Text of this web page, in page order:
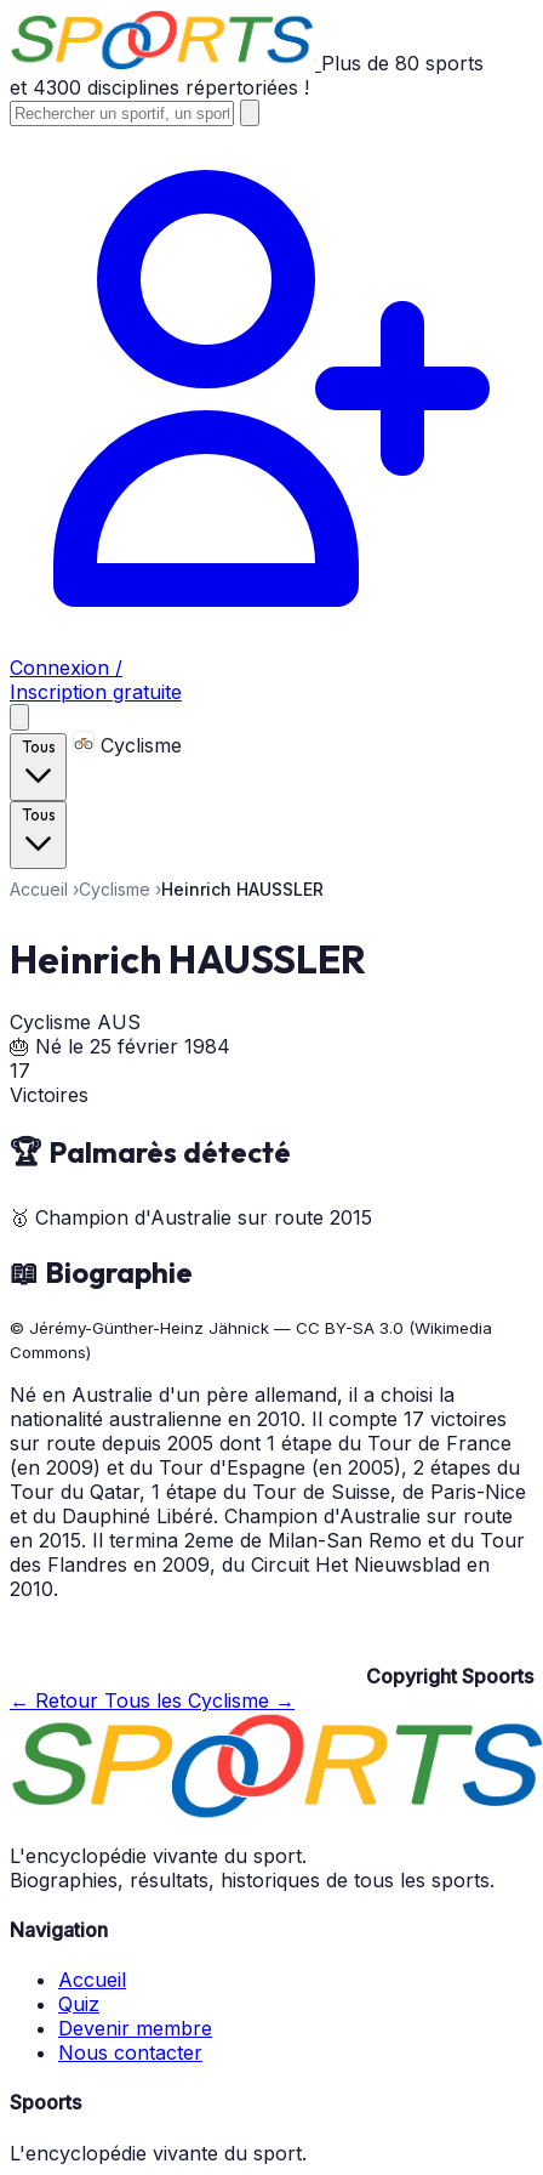
Plus de 80 sports
et 4300 disciplines répertoriées !
Connexion /
Inscription gratuite
Tous Cyclisme
Tous
Accueil ›Cyclisme ›Heinrich HAUSSLER
Heinrich HAUSSLER
Cyclisme AUS
🎂 Né le 25 février 1984
17
Victoires
🏆 Palmarès détecté
🥇 Champion d'Australie sur route 2015
📖 Biographie
© Jérémy-Günther-Heinz Jähnick — CC BY-SA 3.0 (Wikimedia
Commons)
Né en Australie d'un père allemand, il a choisi la
nationalité australienne en 2010. Il compte 17 victoires
sur route depuis 2005 dont 1 étape du Tour de France
(en 2009) et du Tour d'Espagne (en 2005), 2 étapes du
Tour du Qatar, 1 étape du Tour de Suisse, de Paris-Nice
et du Dauphiné Libéré. Champion d'Australie sur route
en 2015. Il termina 2eme de Milan-San Remo et du Tour
des Flandres en 2009, du Circuit Het Nieuwsblad en
2010.
Copyright Spoorts
← Retour Tous les Cyclisme →
L'encyclopédie vivante du sport.
Biographies, résultats, historiques de tous les sports.
Navigation
Accueil
Quiz
Devenir membre
Nous contacter
Spoorts
L'encyclopédie vivante du sport.